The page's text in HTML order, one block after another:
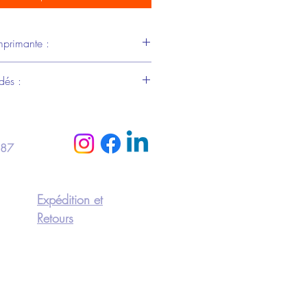
:
:
Expédition et
Retours